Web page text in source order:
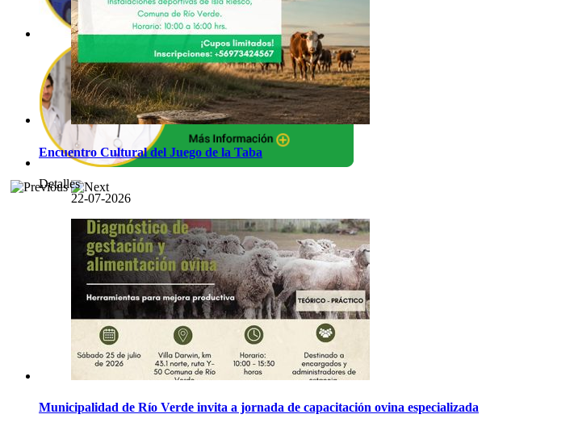
Encuentro Cultural del Juego de la Taba
Detalles
22-07-2026
Municipalidad de Río Verde invita a jornada de capacitación ovina especializada